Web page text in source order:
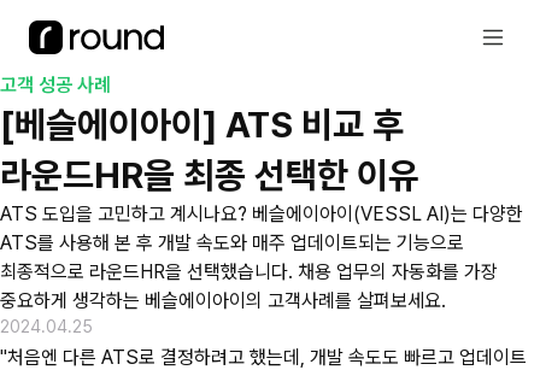
고객 성공 사례
[베슬에이아이] ATS 비교 후
라운드HR을 최종 선택한 이유
ATS 도입을 고민하고 계시나요? 베슬에이아이(VESSL AI)는 다양한
ATS를 사용해 본 후 개발 속도와 매주 업데이트되는 기능으로
최종적으로 라운드HR을 선택했습니다. 채용 업무의 자동화를 가장
중요하게 생각하는 베슬에이아이의 고객사례를 살펴보세요.
2024.04.25
"처음엔 다른 ATS로 결정하려고 했는데, 개발 속도도 빠르고 업데이트